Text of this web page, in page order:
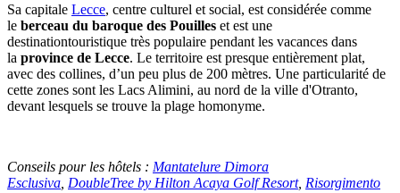
Sa capitale Lecce, centre culturel et social, est considérée comme
le berceau du baroque des Pouilles et est une
destinationtouristique très populaire pendant les vacances dans
la province de Lecce. Le territoire est presque entièrement plat,
avec des collines, d’un peu plus de 200 mètres. Une particularité de
cette zones sont les Lacs Alimini, au nord de la ville d'Otranto,
devant lesquels se trouve la plage homonyme.
Conseils pour les hôtels : Mantatelure Dimora
Esclusiva DoubleTree by Hilton Acaya Golf Resort, Risorgimento